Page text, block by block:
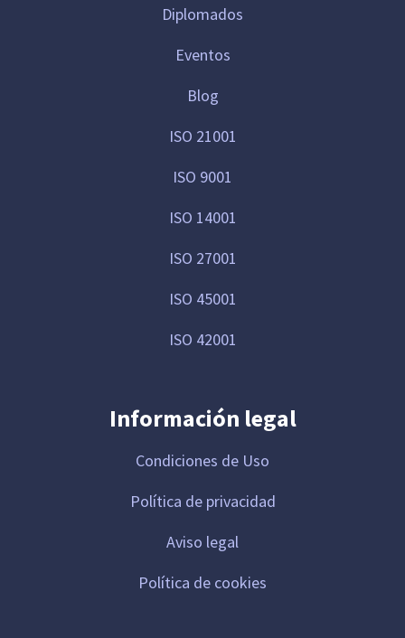
Diplomados
Eventos
Blog
ISO 21001
ISO 9001
ISO 14001
ISO 27001
ISO 45001
ISO 42001
Información legal
Condiciones de Uso
Política de privacidad
Aviso legal
Política de cookies